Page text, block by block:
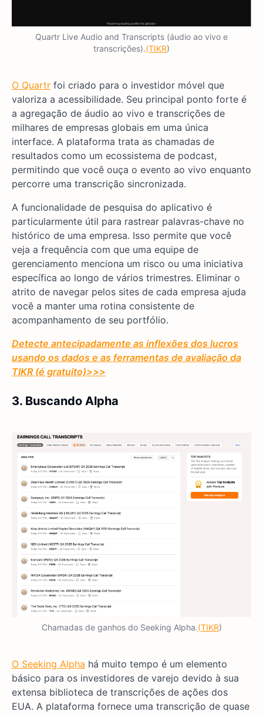
Quartr Live Audio and Transcripts (áudio ao vivo e
transcrições).(TIKR)
O Quartr foi criado para o investidor móvel que
valoriza a acessibilidade. Seu principal ponto forte é
a agregação de áudio ao vivo e transcrições de
milhares de empresas globais em uma única
interface. A plataforma trata as chamadas de
resultados como um ecossistema de podcast,
permitindo que você ouça o evento ao vivo enquanto
percorre uma transcrição sincronizada.
A funcionalidade de pesquisa do aplicativo é
particularmente útil para rastrear palavras-chave no
histórico de uma empresa. Isso permite que você
veja a frequência com que uma equipe de
gerenciamento menciona um risco ou uma iniciativa
específica ao longo de vários trimestres. Eliminar o
atrito de navegar pelos sites de cada empresa ajuda
você a manter uma rotina consistente de
acompanhamento de seu portfólio.
Detecte antecipadamente as inflexões dos lucros
usando os dados e as ferramentas de avaliação da
TIKR (é gratuito)>>>
3. Buscando Alpha
Chamadas de ganhos do Seeking Alpha.(TIKR)
O Seeking Alpha há muito tempo é um elemento
básico para os investidores de varejo devido à sua
extensa biblioteca de transcrições de ações dos
EUA. A plataforma fornece uma transcrição de quase